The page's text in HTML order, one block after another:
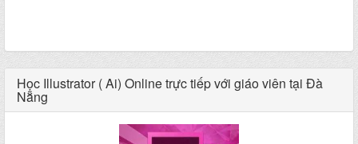
Học Illustrator ( Ai) Online trực tiếp với giáo viên tại Đà
Nẵng